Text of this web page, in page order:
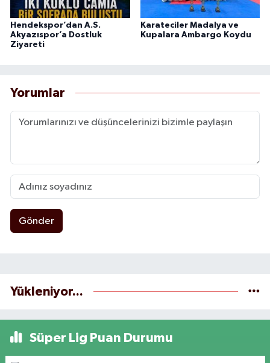
Hendekspor’dan A.S.
Akyazıspor’a Dostluk
Ziyareti
Karateciler Madalya ve
Kupalara Ambargo Koydu
Yorumlar
Gönder
Yükleniyor...
Süper Lig Puan Durumu